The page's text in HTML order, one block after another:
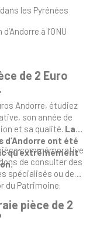
les Pyrénées
à l’ONU
de 2 Euro
Andorre, étudiez
son année de
et sa qualité. La
ont été
qu’extrêmement
commémorative
de consulter des
spécialisés ou des
du Patrimoine.
pièce de 2